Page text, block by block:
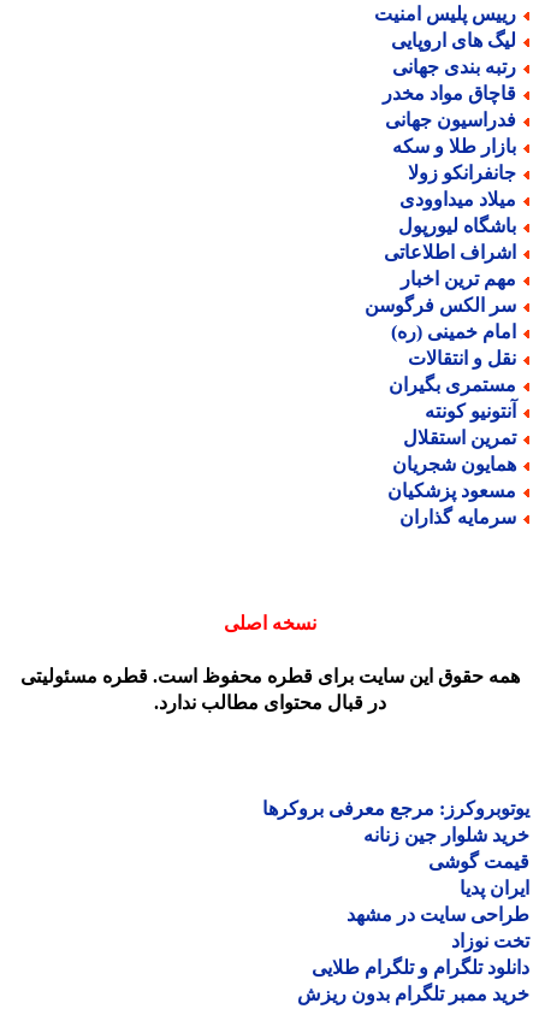
پلیس امنیت
های اروپایی
بندی جهانی
مواد مخدر
جهانی
طلا و سکه
زولا
میداوودی
لیورپول
اطلاعاتی
ترین اخبار
الکس فرگوسن
خمینی (ره)
و انتقالات
بگیران
کونته
استقلال
شجریان
پزشکیان
گذاران
نسخه اصلی
حقوق این سایت برای قطره محفوظ است. قطره مسئولیتی
در قبال محتوای مطالب ندارد.
مرجع معرفی بروکرها
شلوار جین زنانه
گوشی
پدیا
سایت در مشهد
نوزاد
تلگرام و تلگرام طلایی
ممبر تلگرام بدون ریزش